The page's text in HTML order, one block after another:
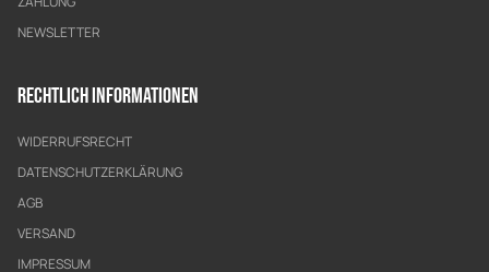
NEWSLETTER
Rechtlich Informationen
WIDERRUFSRECHT
DATENSCHUTZERKLÄRUNG
AGB
VERSAND
IMPRESSUM